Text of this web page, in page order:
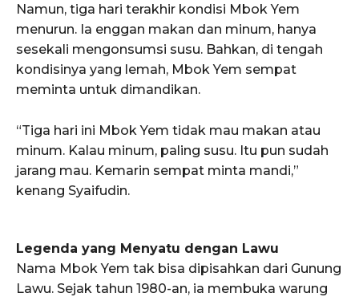
Namun, tiga hari terakhir kondisi Mbok Yem
menurun. Ia enggan makan dan minum, hanya
sesekali mengonsumsi susu. Bahkan, di tengah
kondisinya yang lemah, Mbok Yem sempat
meminta untuk dimandikan.
“Tiga hari ini Mbok Yem tidak mau makan atau
minum. Kalau minum, paling susu. Itu pun sudah
jarang mau. Kemarin sempat minta mandi,”
kenang Syaifudin.
Legenda yang Menyatu dengan Lawu
Nama Mbok Yem tak bisa dipisahkan dari Gunung
Lawu. Sejak tahun 1980-an, ia membuka warung